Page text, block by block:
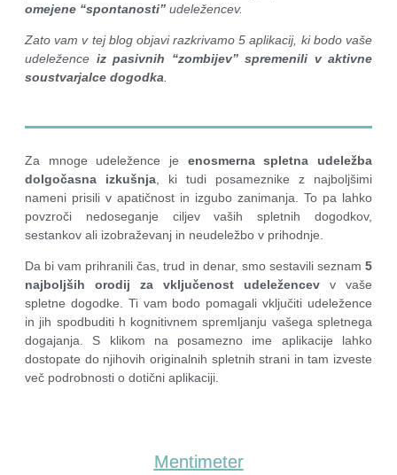
omejene “spontanosti” udeležencev.
Zato vam v tej blog objavi razkrivamo 5 aplikacij, ki bodo vaše
udeležence iz pasivnih “zombijev” spremenili v aktivne
soustvarjalce dogodka
Za mnoge udeležence je enosmerna spletna udeležba
dolgočasna izkušnja , ki tudi posameznike z najboljšimi
nameni prisili v apatičnost in izgubo zanimanja. To pa lahko
povzroči nedoseganje ciljev vaših spletnih dogodkov,
sestankov ali izobraževanj in neudeležbo v prihodnje.
Da bi vam prihranili čas, trud in denar, smo sestavili seznam 5
najboljših orodij za vključenost udeležencev v vaše
spletne dogodke. Ti vam bodo pomagali vključiti udeležence
in jih spodbuditi h kognitivnem spremljanju vašega spletnega
dogajanja. S klikom na posamezno ime aplikacije lahko
dostopate do njihovih originalnih spletnih strani in tam izveste
več podrobnosti o dotični aplikaciji.
Mentimeter